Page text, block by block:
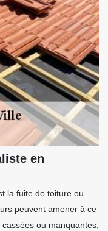
en
la fuite de toiture ou
peuvent amener à ce
ou manquantes,